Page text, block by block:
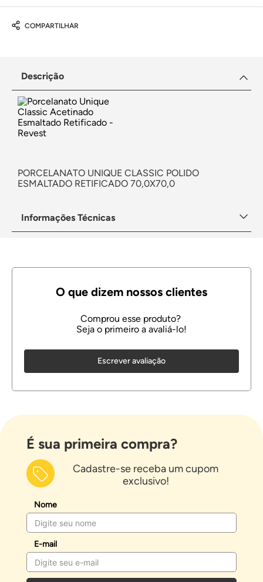
COMPARTILHAR
Descrição
PORCELANATO UNIQUE CLASSIC POLIDO
ESMALTADO RETIFICADO 70,0X70,0
Informações Técnicas
Escrever avaliação
É sua primeira compra?
Cadastre-se receba um cupom
exclusivo!
Nome
E-mail